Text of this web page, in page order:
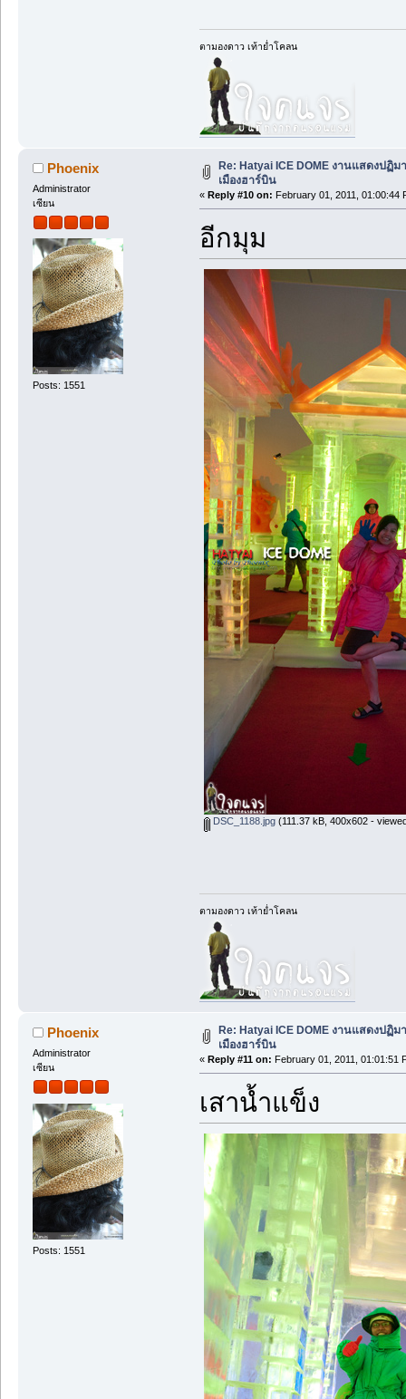
ตามองดาว เท้าย่ำโคลน
Phoenix
Administrator
เซียน
Posts: 1551
Re: Hatyai ICE DOME งานแสดงปฏิ
เมืองฮาร์บิน
« Reply #10 on: February 01, 2011, 01:00:44
อีกมุม
DSC_1188.jpg(111.37 kB, 400x602 -
ตามองดาว เท้าย่ำโคลน
Phoenix
Administrator
เซียน
Posts: 1551
Re: Hatyai ICE DOME งานแสดงปฏิ
เมืองฮาร์บิน
« Reply #11 on: February 01, 2011, 01:01:51
เสาน้ำแข็ง